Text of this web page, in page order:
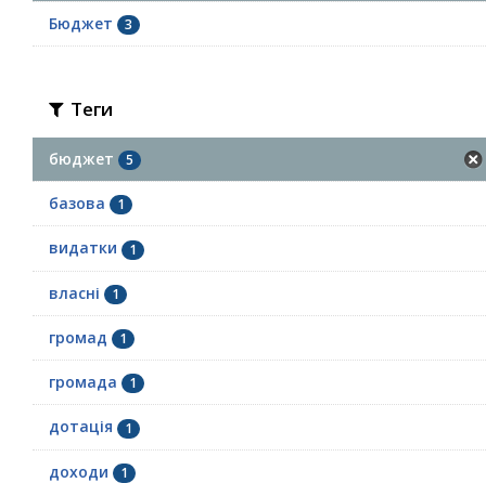
Бюджет 3
Теги
бюджет 5
базова 1
видатки 1
власні 1
громад 1
громада 1
дотація 1
доходи 1